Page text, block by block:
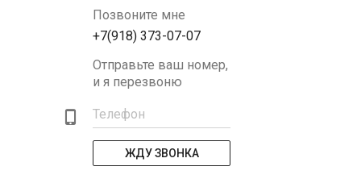
Позвоните мне
+7(918) 373-07-07
Отправьте ваш номер,
и я перезвоню
Телефон
ЖДУ ЗВОНКА